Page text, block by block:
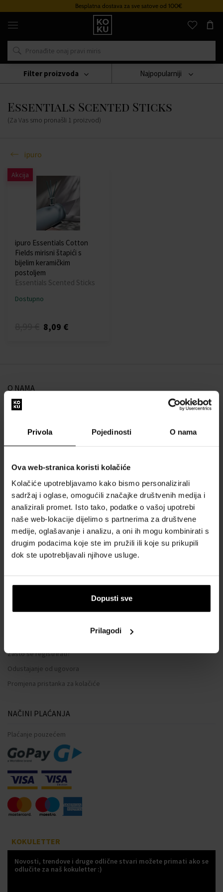
Privola Pojedinosti O nama
Ova web-stranica koristi kolačiće
Kolačiće upotrebljavamo kako bismo personalizirali
sadržaj i oglase, omogućili značajke društvenih medija i
analizirali promet. Isto tako, podatke o vašoj upotrebi
naše web-lokacije dijelimo s partnerima za društvene
medije, oglašavanje i analizu, a oni ih mogu kombinirati s
drugim podacima koje ste im pružili ili koje su prikupili
dok ste upotrebljavali njihove usluge.
Dopusti sve
Prilagodi
Besplatna dostava za sve satove od 100€
Originalni
parfemi
satovi
na
mjestu
Svijeće
Ipuro Essentials Scented Sticks
Essentials Scented Sticks
(Za Vas smo pronašli 1 proizvod)
Najpopularniji
ipuro
Filter proizvoda
Akcija
ipuro Essentials Cotton
Fields mirisni štapići s
bijelim keramičkim
postoljem
Essentials Scented Sticks
Dostupno
8,09 €
O NAMA
O nama
SVE O KUPNJI
Sustav vjernosti
Opći uvjeti poslovanja
Zaštita privatnosti
OBRAZAC ZA REKLAMACIJU
Način dostave
Zašto parfemi i satovi od nas?
Zašto se registrirati?
Odustajanje od ugovora
Promjena pristanka za kolačiće
NAČINI PLAĆANJA
Plaćanje pouzećem
KOKULETTER
Novosti, trendove i druge odlične stvari možete primati ako se
odlučite za naš kokuletter :)